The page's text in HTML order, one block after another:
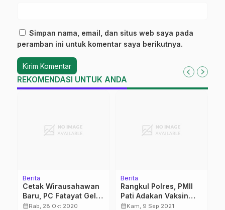
Simpan nama, email, dan situs web saya pada
peramban ini untuk komentar saya berikutnya.
REKOMENDASI UNTUK ANDA
Berita
Cetak Wirausahawan
Baru, PC Fatayat Gelar
Pelatihan Pengolahan
calendar_monthRab, 28 Okt 2020
Berita
Rangkul Polres, PMII
Pati Adakan Vaksin
Covid
calendar_monthKam, 9 Sep 2021